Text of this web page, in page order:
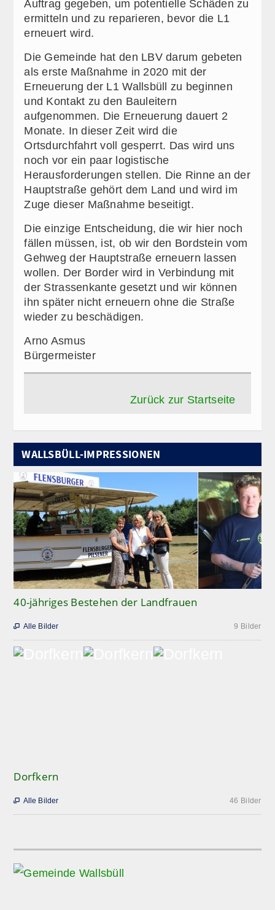
Auftrag gegeben, um potentielle Schäden zu
ermitteln und zu reparieren, bevor die L1
erneuert wird.
Die Gemeinde hat den LBV darum gebeten
als erste Maßnahme in 2020 mit der
Erneuerung der L1 Wallsbüll zu beginnen
und Kontakt zu den Bauleitern
aufgenommen. Die Erneuerung dauert 2
Monate. In dieser Zeit wird die
Ortsdurchfahrt voll gesperrt. Das wird uns
noch vor ein paar logistische
Herausforderungen stellen. Die Rinne an der
Hauptstraße gehört dem Land und wird im
Zuge dieser Maßnahme beseitigt.
Die einzige Entscheidung, die wir hier noch
fällen müssen, ist, ob wir den Bordstein vom
Gehweg der Hauptstraße erneuern lassen
wollen. Der Border wird in Verbindung mit
der Strassenkante gesetzt und wir können
ihn später nicht erneuern ohne die Straße
wieder zu beschädigen.
Arno Asmus
Bürgermeister
Zurück zur Startseite
WALLSBÜLL-IMPRESSIONEN
40-jähriges Bestehen der Landfrauen
9 Bilder
 Alle Bilder
Dorfkern
46 Bilder
 Alle Bilder